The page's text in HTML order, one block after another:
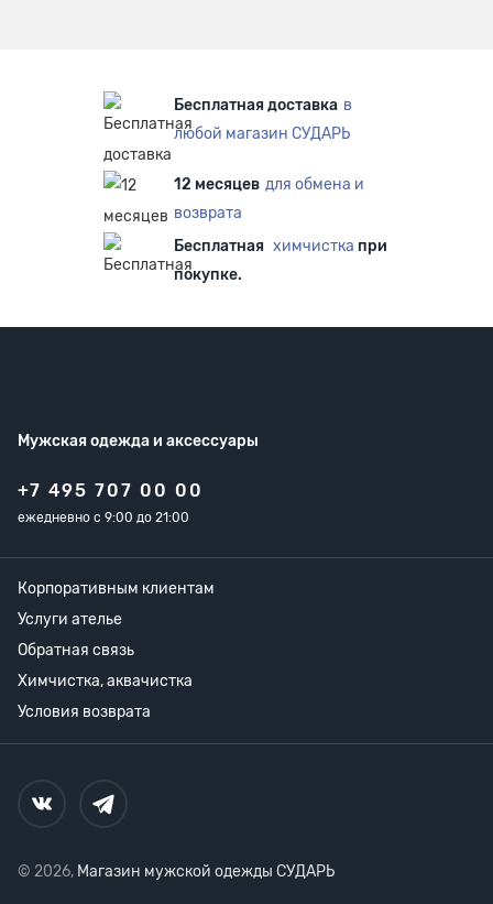
Бесплатная доставка в
любой магазин СУДАРЬ
12 месяцев для обмена и
возврата
Бесплатная химчистка при
покупке.
Мужская одежда и аксессуары
+7 495 707 00 00
ежедневно с 9:00 до 21:00
Корпоративным клиентам
Услуги ателье
Обратная связь
Химчистка, аквачистка
Условия возврата
© 2026, Магазин мужской одежды СУДАРЬ